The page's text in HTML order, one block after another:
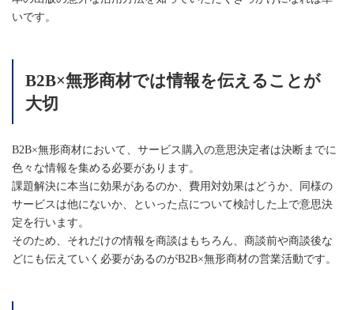
いです。
B2B×無形商材では情報を伝えることが
大切
B2B×無形商材において、サービス購入の意思決定者は決断までに
色々な情報を集める必要があります。
課題解決に本当に効果があるのか、費用対効果はどうか、同様の
サービスは他にないか、といった点について検討した上で意思決
定を行います。
そのため、それだけの情報を商談はもちろん、商談前や商談後な
どにも伝えていく必要があるのがB2B×無形商材の営業活動です。